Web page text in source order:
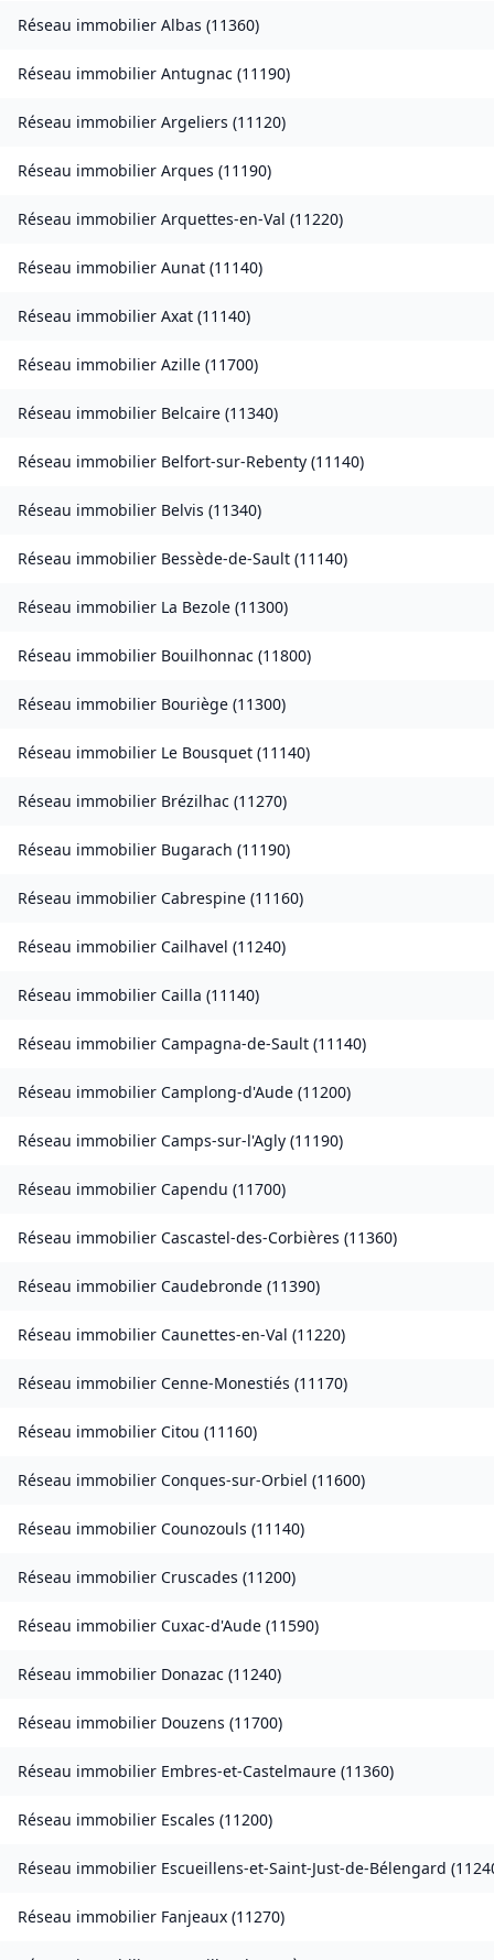
Réseau immobilier Albas (11360)
Réseau immobilier Antugnac (11190)
Réseau immobilier Argeliers (11120)
Réseau immobilier Arques (11190)
Réseau immobilier Arquettes-en-Val (11220)
Réseau immobilier Aunat (11140)
Réseau immobilier Axat (11140)
Réseau immobilier Azille (11700)
Réseau immobilier Belcaire (11340)
Réseau immobilier Belfort-sur-Rebenty (11140)
Réseau immobilier Belvis (11340)
Réseau immobilier Bessède-de-Sault (11140)
Réseau immobilier La Bezole (11300)
Réseau immobilier Bouilhonnac (11800)
Réseau immobilier Bouriège (11300)
Réseau immobilier Le Bousquet (11140)
Réseau immobilier Brézilhac (11270)
Réseau immobilier Bugarach (11190)
Réseau immobilier Cabrespine (11160)
Réseau immobilier Cailhavel (11240)
Réseau immobilier Cailla (11140)
Réseau immobilier Campagna-de-Sault (11140)
Réseau immobilier Camplong-d'Aude (11200)
Réseau immobilier Camps-sur-l'Agly (11190)
Réseau immobilier Capendu (11700)
Réseau immobilier Cascastel-des-Corbières (11360)
Réseau immobilier Caudebronde (11390)
Réseau immobilier Caunettes-en-Val (11220)
Réseau immobilier Cenne-Monestiés (11170)
Réseau immobilier Citou (11160)
Réseau immobilier Conques-sur-Orbiel (11600)
Réseau immobilier Counozouls (11140)
Réseau immobilier Cruscades (11200)
Réseau immobilier Cuxac-d'Aude (11590)
Réseau immobilier Donazac (11240)
Réseau immobilier Douzens (11700)
Réseau immobilier Embres-et-Castelmaure (11360)
Réseau immobilier Escales (11200)
Réseau immobilier Escueillens-et-Saint-Just-de-Bélengard (
Réseau immobilier Fanjeaux (11270)